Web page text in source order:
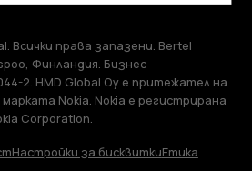
Всички права запазени. Bertel
Финландия. Бизнес
2. HMD Global Oy е притежател на
Nokia. Nokia е регистрирана
Corporation.
Настройки за бисквиткиЕтика